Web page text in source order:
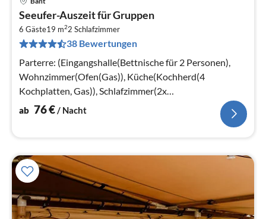
Seeufer-Auszeit für Gruppen
6 Gäste19 m22 Schlafzimmer
38 Bewertungen
Parterre: (Eingangshalle(Bettnische für 2 Personen),
Wohnzimmer(Ofen(Gas)), Küche(Kochherd(4
Kochplatten, Gas)), Schlafzimmer(2x
Einzelbett(Boxspring))
ab 76€/ Nacht